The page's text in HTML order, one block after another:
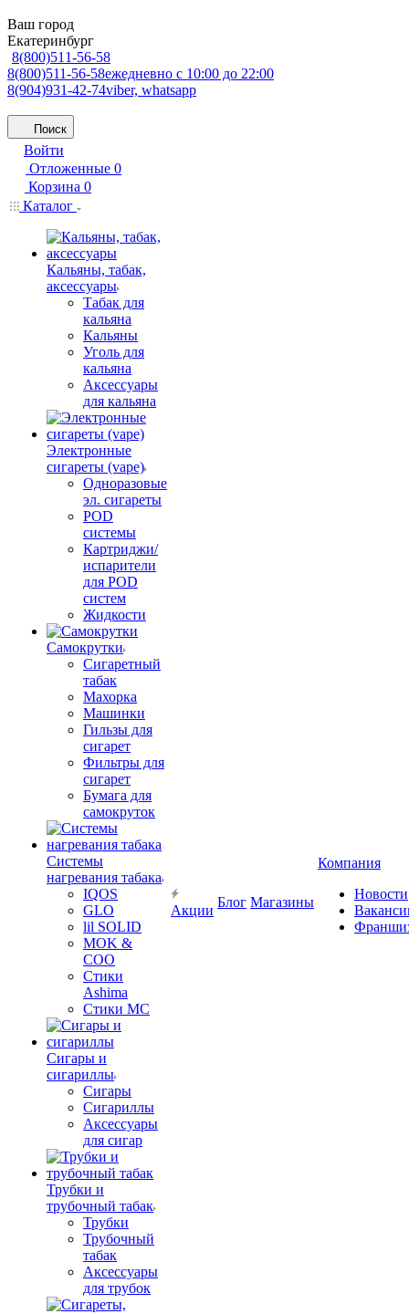
Ваш город
Екатеринбург
8(800)511-56-58
8(800)511-56-58ежедневно с 10:00 до 22:00
8(904)931-42-74viber, whatsapp
Поиск
Войти
Отложенные 0
Корзина 0
Каталог
Кальяны, табак,
аксессуары
Табак для
кальяна
Кальяны
Уголь для
кальяна
Аксессуары
для кальяна
Электронные
сигареты (vape)
Одноразовые
эл. сигареты
POD
системы
Картриджи/
испарители
для POD
систем
Жидкости
Самокрутки
Сигаретный
табак
Махорка
Машинки
Гильзы для
сигарет
Фильтры для
сигарет
Бумага для
самокруток
Системы
нагревания табака
IQOS
GLO
lil SOLID
MOK &
COO
Стики
Ashima
Стики MC
Сигары и
сигариллы
Сигары
Сигариллы
Аксессуары
для сигар
Трубки и
трубочный табак
Трубки
Трубочный
табак
Аксессуары
для трубок
Акции
Блог Магазины
Компания
Новости